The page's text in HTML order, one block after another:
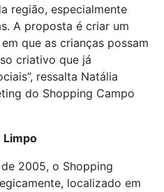
região, especialmente
A proposta é criar um
que as crianças possam
criativo que já
ressalta Natália
do Shopping Campo
Limpo
2005, o Shopping
localizado em